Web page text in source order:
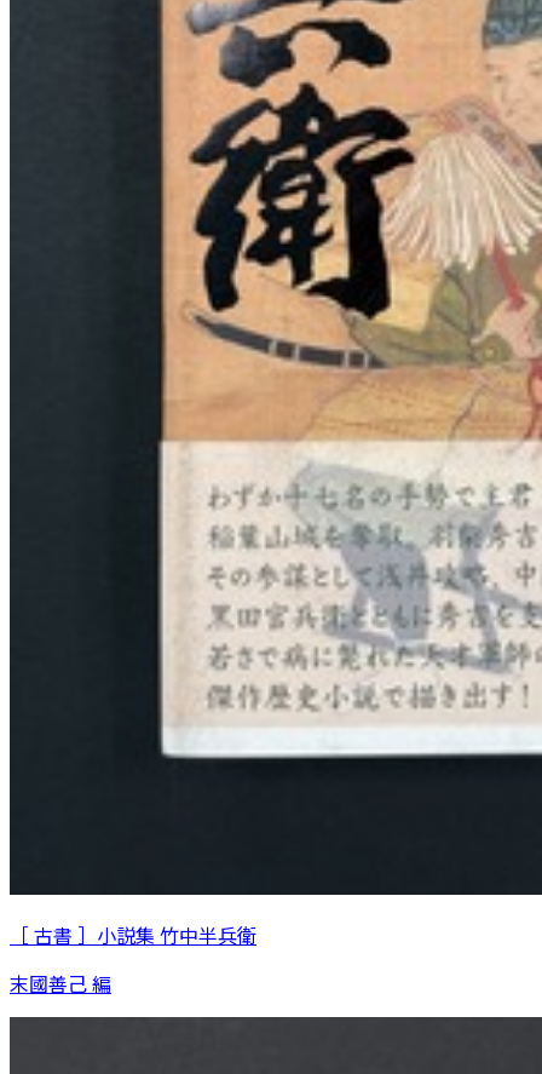
［ 古書 ］小説集 竹中半兵衛
末國善己 編